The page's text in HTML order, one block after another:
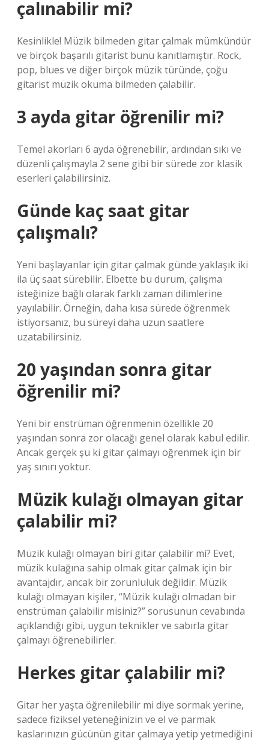
çalınabilir mi?
Kesinlikle! Müzik bilmeden gitar çalmak mümkündür
ve birçok başarılı gitarist bunu kanıtlamıştır. Rock,
pop, blues ve diğer birçok müzik türünde, çoğu
gitarist müzik okuma bilmeden çalabilir.
3 ayda gitar öğrenilir mi?
Temel akorları 6 ayda öğrenebilir, ardından sıkı ve
düzenli çalışmayla 2 sene gibi bir sürede zor klasik
eserleri çalabilirsiniz.
Günde kaç saat gitar
çalışmalı?
Yeni başlayanlar için gitar çalmak günde yaklaşık iki
ila üç saat sürebilir. Elbette bu durum, çalışma
isteğinize bağlı olarak farklı zaman dilimlerine
yayılabilir. Örneğin, daha kısa sürede öğrenmek
istiyorsanız, bu süreyi daha uzun saatlere
uzatabilirsiniz.
20 yaşından sonra gitar
öğrenilir mi?
Yeni bir enstrüman öğrenmenin özellikle 20
yaşından sonra zor olacağı genel olarak kabul edilir.
Ancak gerçek şu ki gitar çalmayı öğrenmek için bir
yaş sınırı yoktur.
Müzik kulağı olmayan gitar
çalabilir mi?
Müzik kulağı olmayan biri gitar çalabilir mi? Evet,
müzik kulağına sahip olmak gitar çalmak için bir
avantajdır, ancak bir zorunluluk değildir. Müzik
kulağı olmayan kişiler, “Müzik kulağı olmadan bir
enstrüman çalabilir misiniz?” sorusunun cevabında
açıklandığı gibi, uygun teknikler ve sabırla gitar
çalmayı öğrenebilirler.
Herkes gitar çalabilir mi?
Gitar her yaşta öğrenilebilir mi diye sormak yerine,
sadece fiziksel yeteneğinizin ve el ve parmak
kaslarınızın gücünün gitar çalmaya yetip yetmediğini